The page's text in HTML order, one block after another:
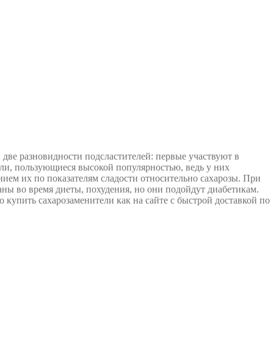
разновидности подсластителей: первые участвуют в
пользующиеся высокой популярностью, ведь у них
их по показателям сладости относительно сахарозы. При
во время диеты, похудения, но они подойдут диабетикам.
сахарозаменители как на сайте с быстрой доставкой по